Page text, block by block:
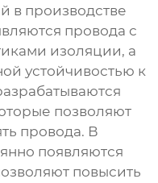
в производстве
провода с
изоляции, а
устойчивостью к
позволяют
провода. В
появляются
повысить